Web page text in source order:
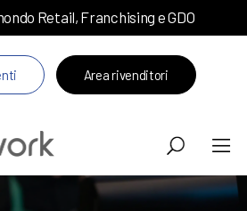
Retail, Franchising e GDO
Area rivenditori